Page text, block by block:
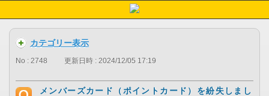
カテゴリー表示
No : 2748 更新日時 : 2024/12/05 17:19
メンバーズカード（ポイントカード）を紛失しまし